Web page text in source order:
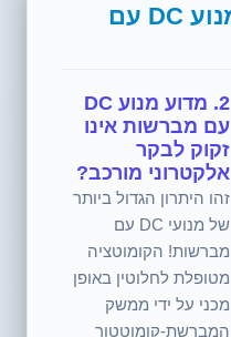
צלילת עומק: איך מנוע DC עם
2. מדוע מנוע DC
עם מברשות אינו
זקוק לבקר
אלקטרוני מורכב?
זהו היתרון הגדול ביותר
של מנועי DC עם
מברשות! הקומוטציה
מטופלת לחלוטין באופן
מכני על ידי ממשק
המברשת-קומוטטור